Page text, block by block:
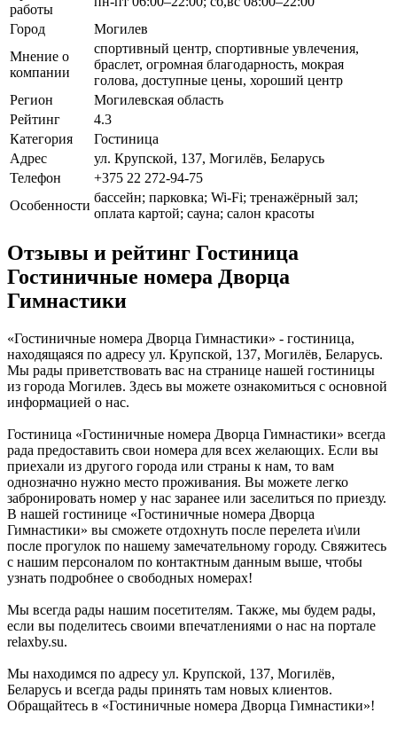
работы
Город
Могилев
Мнение о
компании
спортивный центр, спортивные увлечения,
браслет, огромная благодарность, мокрая
голова, доступные цены, хороший центр
Регион
Могилевская область
Рейтинг
4.3
Категория
Гостиница
Адрес
ул. Крупской, 137, Могилёв, Беларусь
Телефон
+375 22 272-94-75
Особенности
бассейн; парковка; Wi-Fi; тренажёрный зал;
оплата картой; сауна; салон красоты
Отзывы и рейтинг Гостиница
Гостиничные номера Дворца
Гимнастики
«Гостиничные номера Дворца Гимнастики» - гостиница,
находящаяся по адресу ул. Крупской, 137, Могилёв, Беларусь.
Мы рады приветствовать вас на странице нашей гостиницы
из города Могилев. Здесь вы можете ознакомиться с основной
информацией о нас.
Гостиница «Гостиничные номера Дворца Гимнастики» всегда
рада предоставить свои номера для всех желающих. Если вы
приехали из другого города или страны к нам, то вам
однозначно нужно место проживания. Вы можете легко
забронировать номер у нас заранее или заселиться по приезду.
В нашей гостинице «Гостиничные номера Дворца
Гимнастики» вы сможете отдохнуть после перелета и\или
после прогулок по нашему замечательному городу. Свяжитесь
с нашим персоналом по контактным данным выше, чтобы
узнать подробнее о свободных номерах!
Мы всегда рады нашим посетителям. Также, мы будем рады,
если вы поделитесь своими впечатлениями о нас на портале
relaxby.su.
Мы находимся по адресу ул. Крупской, 137, Могилёв,
Беларусь и всегда рады принять там новых клиентов.
Обращайтесь в «Гостиничные номера Дворца Гимнастики»!